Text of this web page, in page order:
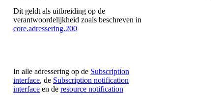
Dit geldt als uitbreiding op de
verantwoordelijkheid zoals beschreven in
core.adressering.200
In alle adressering op de Subscription
interface, de Subscription notification
interface en de resource notification